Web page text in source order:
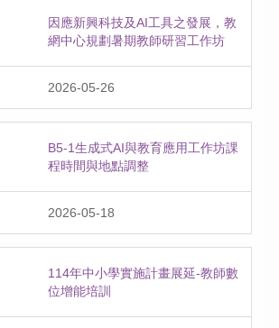
因應新興科技及AI工具之發展，教
網中心規劃暑期教師研習工作坊
2026-05-26
B5-1生成式AI與教育應用工作坊課
程時間與地點調整
2026-05-18
114年中小學實施計畫展延-教師數
位增能培訓